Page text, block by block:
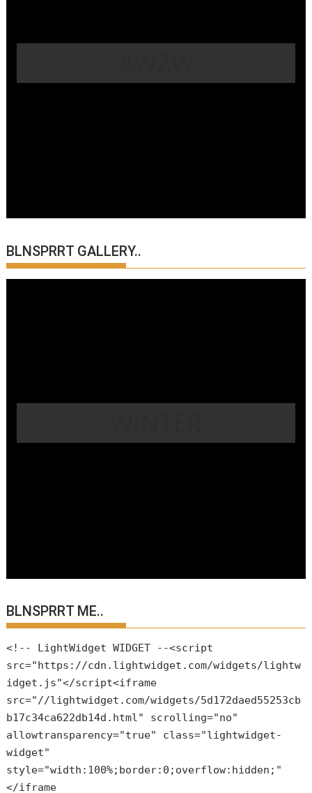
BLNSPRRT GALLERY..
BLNSPRRT ME..
<!-- LightWidget WIDGET --<script
src="https://cdn.lightwidget.com/widgets/lightw
idget.js"</script<iframe
src="//lightwidget.com/widgets/5d172daed55253cb
b17c34ca622db14d.html" scrolling="no"
allowtransparency="true" class="lightwidget-
widget"
style="width:100%;border:0;overflow:hidden;"
</iframe